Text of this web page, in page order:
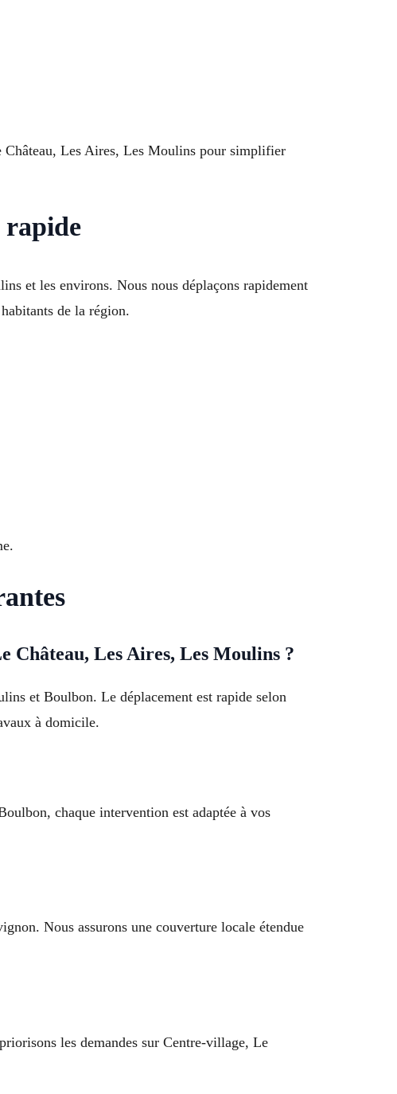
Château, Les Aires, Les Moulins pour simplifier
rapide
et les environs. Nous nous déplaçons rapidement
de la région.
Les Aires, Les Moulins ?
et Boulbon. Le déplacement est rapide selon
à domicile.
chaque intervention est adaptée à vos
Nous assurons une couverture locale étendue
les demandes sur Centre-village, Le